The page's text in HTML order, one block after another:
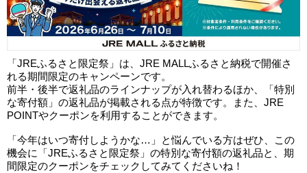
「JREふるさと限定祭」は、JRE MALLふるさと納税で開催さ
れる期間限定のキャンペーンです。
前半・後半で返礼品のラインナップが入れ替わるほか、「特別
な寄付額」の返礼品が掲載される点が特徴です。また、JRE
POINTやクーポンを利用することができます。
「今年はいつ寄付しようかな…」と悩んでいる方はぜひ、この
機会に「JREふるさと限定祭」の特別な寄付額の返礼品と、期
間限定のクーポンをチェックしてみてくださいね！